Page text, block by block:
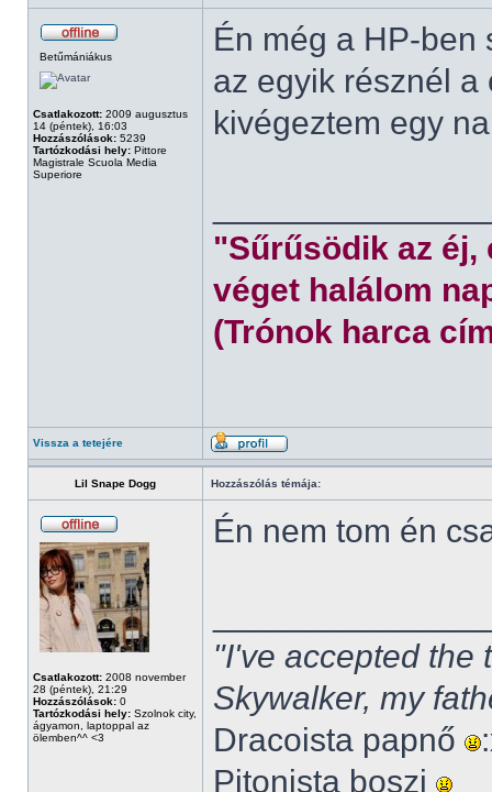
Betűmániákus
Csatlakozott: 2009 augusztus
14 (péntek), 16:03
Hozzászólások: 5239
Tartózkodási hely: Pittore
Magistrale Scuola Media
Superiore
Én még a HP-ben
az egyik résznél
kivégeztem egy
"Sűrűsödik az éj,
véget halálom
(Trónok harca
Vissza a tetejére
Lil Snape Dogg Hozzászólás témája:
Csatlakozott: 2008 november
28 (péntek), 21:29
Hozzászólások: 0
Tartózkodási hely: Szolnok city,
ágyamon, laptoppal az
ölemben^^ <3
Én nem tom én
"I've accepted the
Skywalker, my
Dracoista papnő
Pitonista boszi